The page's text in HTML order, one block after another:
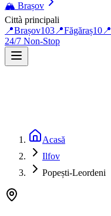
🏔️ Brașov
Città principali
📍Brașov103 📍Făgăraș10 📍
24/7 Non-Stop
Acasă
Ilfov
Popești-Leordeni